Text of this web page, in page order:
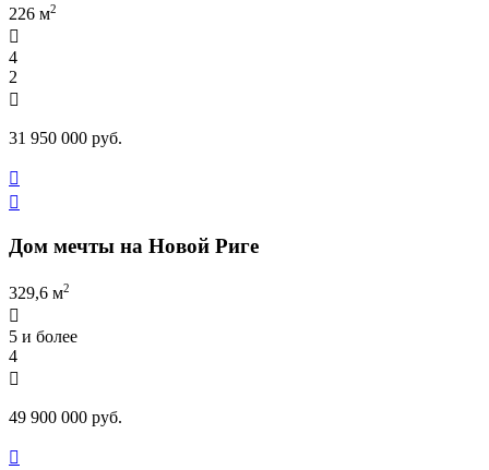
226 м2

4
2

31 950 000 руб.


Дом мечты на Новой Риге
329,6 м2

5 и более
4

49 900 000 руб.
